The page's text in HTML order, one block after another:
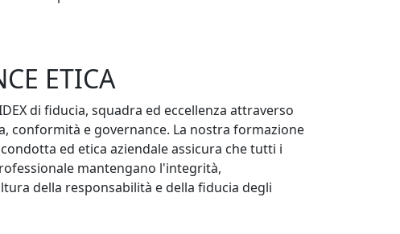
ETICA
di fiducia, squadra ed eccellenza attraverso
conformità e governance. La nostra formazione
ed etica aziendale assicura che tutti i
mantengano l'integrità,
della responsabilità e della fiducia degli